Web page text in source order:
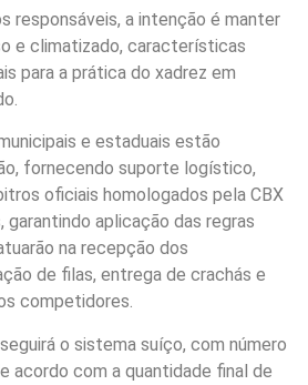
responsáveis, a intenção é manter
e climatizado, características
para a prática do xadrez em
e estaduais estão
fornecendo suporte logístico,
oficiais homologados pela CBX
garantindo aplicação das regras
na recepção dos
de filas, entrega de crachás e
competidores.
o sistema suíço, com número
acordo com a quantidade final de